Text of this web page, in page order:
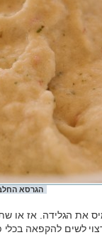
הגרסא
את הגלידה. אז או
לשים להקפאה